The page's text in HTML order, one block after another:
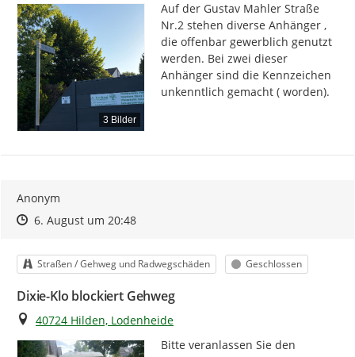
3 Bilder
Auf der Gustav Mahler Straße
Nr.2 stehen diverse Anhänger ,
die offenbar gewerblich genutzt
werden. Bei zwei dieser
Anhänger sind die Kennzeichen
unkenntlich gemacht ( worden).
Anonym
Zeitpunkt des Erstellens
Zeitpunkt des Erstellens
6. August um 20:48Zur Äußerung
Kategorie
Straßen / Gehweg und Radwegschäden Status
Geschlossen
Dixie-Klo blockiert Gehweg
Ort
40724 Hilden, Lodenheide
Bitte veranlassen Sie den